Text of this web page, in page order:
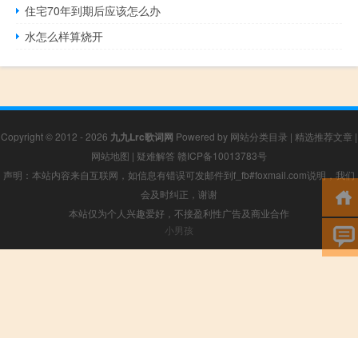
住宅70年到期后应该怎么办
水怎么样算烧开
Copyright © 2012 - 2026 九九Lrc歌词网 Powered by 网站分类目录 | 精选推荐文章 |
网站地图 | 疑难解答 赣ICP备10013783号
声明：本站内容来自互联网，如信息有错误可发邮件到f_fb#foxmail.com说明，我们
会及时纠正，谢谢
本站仅为个人兴趣爱好，不接盈利性广告及商业合作
小男孩